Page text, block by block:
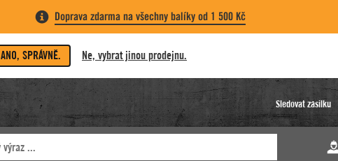
Doprava zdarma na všechny balíky od 1 500 Kč
ANO, SPRÁVNĚ. Ne, vybrat jinou prodejnu.
Sledovat zásilku